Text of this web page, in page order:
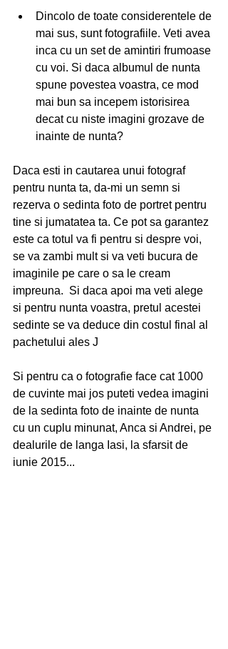
Dincolo de toate considerentele de
mai sus, sunt fotografiile. Veti avea
inca cu un set de amintiri frumoase
cu voi. Si daca albumul de nunta
spune povestea voastra, ce mod
mai bun sa incepem istorisirea
decat cu niste imagini grozave de
inainte de nunta?
Daca esti in cautarea unui fotograf
pentru nunta ta, da-mi un semn si
rezerva o sedinta foto de portret pentru
tine si jumatatea ta. Ce pot sa garantez
este ca totul va fi pentru si despre voi,
se va zambi mult si va veti bucura de
imaginile pe care o sa le cream
impreuna.  Si daca apoi ma veti alege
si pentru nunta voastra, pretul acestei
sedinte se va deduce din costul final al
pachetului ales J
Si pentru ca o fotografie face cat 1000
de cuvinte mai jos puteti vedea imagini
de la sedinta foto de inainte de nunta
cu un cuplu minunat, Anca si Andrei, pe
dealurile de langa Iasi, la sfarsit de
iunie 2015...